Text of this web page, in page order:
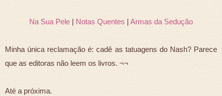
Na Sua Pele|Notas Quentes| Armas da Sedução
Minha única reclamação é: cadê as tatuagens do Nash? Parece
que as editoras não leem os livros. ¬¬
Até a próxima.